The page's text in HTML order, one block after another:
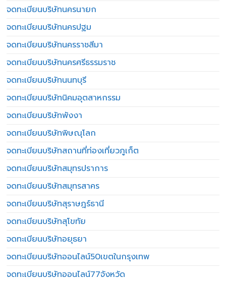
จดทะเบียนบริษัทนครนายก
จดทะเบียนบริษัทนครปฐม
จดทะเบียนบริษัทนครราชสีมา
จดทะเบียนบริษัทนครศรีธรรมราช
จดทะเบียนบริษัทนนทบุรี
จดทะเบียนบริษัทนิคมอุตสาหกรรม
จดทะเบียนบริษัทพังงา
จดทะเบียนบริษัทพิษณุโลก
จดทะเบียนบริษัทสถานที่ท่องเที่ยวภูเก็ต
จดทะเบียนบริษัทสมุทรปราการ
จดทะเบียนบริษัทสมุทรสาคร
จดทะเบียนบริษัทสุราษฎร์ธานี
จดทะเบียนบริษัทสุโขทัย
จดทะเบียนบริษัทอยุธยา
จดทะเบียนบริษัทออนไลน์50เขตในกรุงเทพ
จดทะเบียนบริษัทออนไลน์77จังหวัด